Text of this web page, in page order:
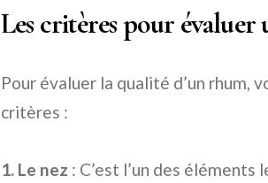
Les critères pour
Pour évaluer la qualité d’un rhum,
critères :
1. Le nez : C’est l’un des